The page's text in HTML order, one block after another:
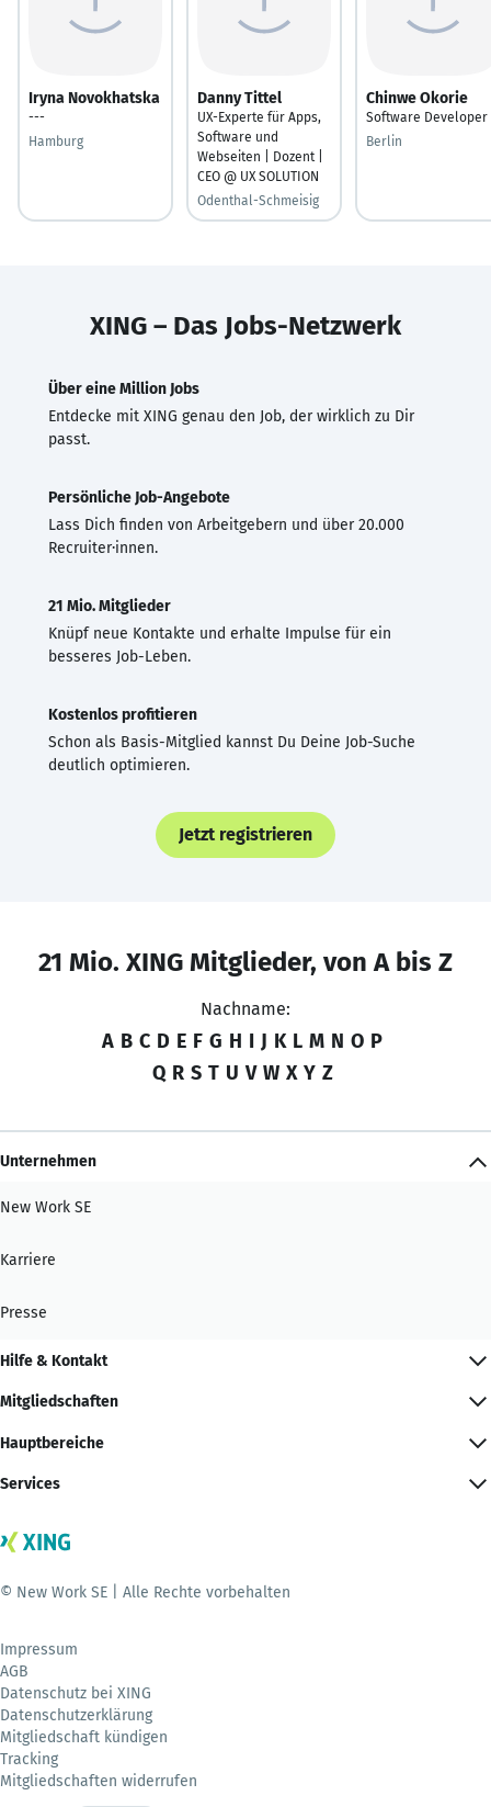
Iryna Novokhatska
---
Hamburg
Danny Tittel
UX-Experte für Apps,
Software und
Webseiten | Dozent |
CEO @ UX SOLUTION
Odenthal-Schmeisig
Chinwe Okorie
Software Developer
Berlin
XING – Das Jobs-Netzwerk
Über eine Million Jobs
Entdecke mit XING genau den Job, der wirklich zu Dir
passt.
Persönliche Job-Angebote
Lass Dich finden von Arbeitgebern und über 20.000
Recruiter·innen.
21 Mio. Mitglieder
Knüpf neue Kontakte und erhalte Impulse für ein
besseres Job-Leben.
Kostenlos profitieren
Schon als Basis-Mitglied kannst Du Deine Job-Suche
deutlich optimieren.
Jetzt registrieren
21 Mio. XING Mitglieder, von A bis Z
Nachname:
A B C D E F G H I J K L M N O P
Q R S T U V W X Y Z
Unternehmen
New Work SE
Karriere
Presse
Hilfe & Kontakt
Mitgliedschaften
Hauptbereiche
Services
© New Work SE | Alle Rechte vorbehalten
Impressum
AGB
Datenschutz bei XING
Datenschutzerklärung
Mitgliedschaft kündigen
Tracking
Mitgliedschaften widerrufen